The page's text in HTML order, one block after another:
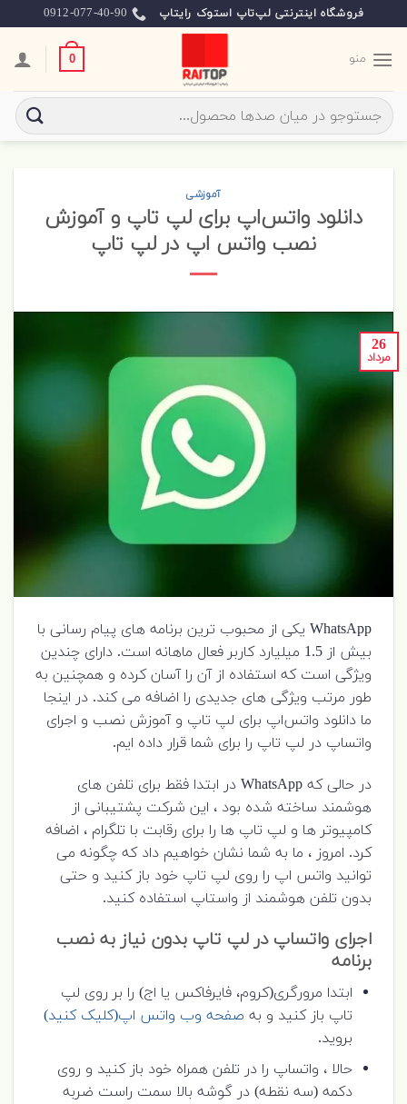
to
content
فروشگاه اینترنتی لپ‌تاپ استوک رایتاپ 0912-077-40-90
منو 0
جستجو
برای:
آموزشی
دانلود واتس‌اپ برای لپ تاپ و آموزش
نصب واتس‌ اپ در لپ تاپ
26
مرداد
WhatsApp یکی از محبوب ترین برنامه های پیام رسانی با
بیش از 1.5 میلیارد کاربر فعال ماهانه است. دارای چندین
ویژگی است که استفاده از آن را آسان کرده و همچنین به
طور مرتب ویژگی های جدیدی را اضافه می کند. در اینجا
ما دانلود واتس‌اپ برای لپ تاپ و آموزش نصب و اجرای
واتساپ در لپ تاپ را برای شما قرار داده ایم.
در حالی که WhatsApp در ابتدا فقط برای تلفن های
هوشمند ساخته شده بود ، این شرکت پشتیبانی از
کامپیوتر ها و لپ تاپ ها را برای رقابت با تلگرام ، اضافه
کرد. امروز ، ما به شما نشان خواهیم داد که چگونه می
توانید واتس اپ را روی لپ تاپ خود باز کنید و حتی
بدون تلفن هوشمند از واستاپ استفاده کنید.
اجرای واتساپ در لپ تاپ بدون نیاز به نصب
برنامه
ابتدا مرورگری(کروم، فایرفاکس یا اج) را بر روی لپ
تاپ باز کنید و به صفحه وب واتس اپ(کلیک کنید)
بروید.
حالا ، واتساپ را در تلفن همراه خود باز کنید و روی
دکمه (سه نقطه) در گوشه بالا سمت راست ضربه